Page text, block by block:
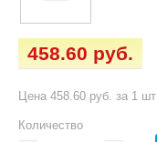
458.60 руб.
Цена 458.60 руб. за 1 шт
Количество